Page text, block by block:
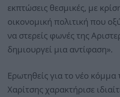
εκπτώσεις θεσμικές, με
οικονομική πολιτική που
να στερείς φωνές της
δημιουργεί μια αντίφαση».
Ερωτηθείς για το νέο
Χαρίτσης χαρακτήρισε